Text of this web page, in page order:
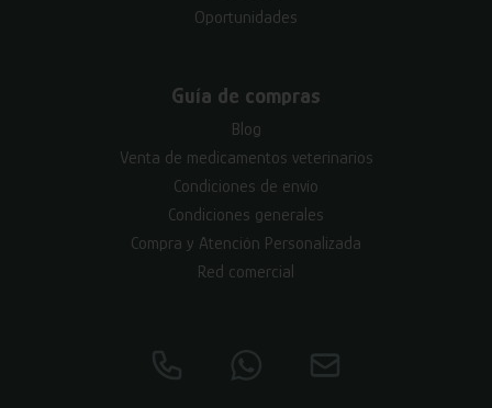
Oportunidades
Guía de compras
Blog
Venta de medicamentos veterinarios
Condiciones de envío
Condiciones generales
Compra y Atención Personalizada
Red comercial